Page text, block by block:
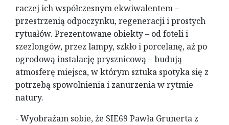
raczej ich współczesnym ekwiwalentem –
przestrzenią odpoczynku, regeneracji i prostych
rytuałów. Prezentowane obiekty – od foteli i
szezlongów, przez lampy, szkło i porcelanę, aż po
ogrodową instalację prysznicową – budują
atmosferę miejsca, w którym sztuka spotyka się z
potrzebą spowolnienia i zanurzenia w rytmie
natury.
- Wyobrażam sobie, że SIE69 Pawła Grunerta z